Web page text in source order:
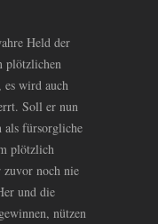
Held der
plötzlichen
wird auch
Soll er nun
als fürsorgliche
plötzlich
zuvor noch nie
und die
nützen